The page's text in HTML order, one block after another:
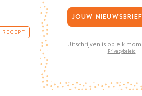
Uitschrijven is op elk
Privacybeleid